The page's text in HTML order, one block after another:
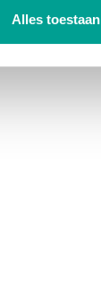
Alles toestaan